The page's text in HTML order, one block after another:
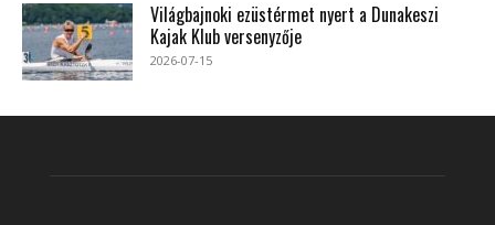
Világbajnoki ezüstérmet nyert a Dunakeszi
Kajak Klub versenyzője
2026-07-15